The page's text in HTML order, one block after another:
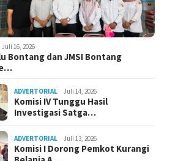
Juli 16, 2026
Bontang dan JMSI Bontang
ADVERTORIAL Juli 14, 2026
Komisi IV Tunggu Hasil
Investigasi Satga…
ADVERTORIAL Juli 13, 2026
Komisi I Dorong Pemkot Kurangi